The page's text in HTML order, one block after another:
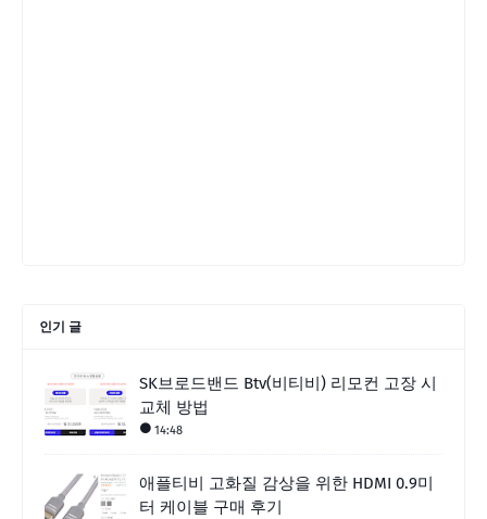
인기 글
SK브로드밴드 Btv(비티비) 리모컨 고장 시
교체 방법
14:48
애플티비 고화질 감상을 위한 HDMI 0.9미
터 케이블 구매 후기